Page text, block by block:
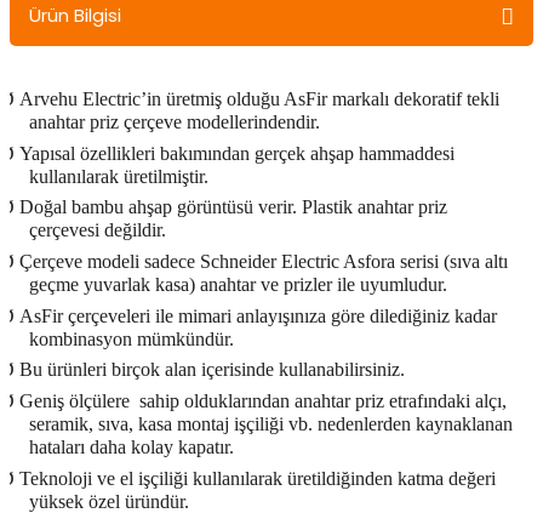
Ürün Bilgisi
Ø Arvehu Electric’in üretmiş olduğu AsFir markalı dekoratif tekli
anahtar priz çerçeve modellerindendir.
Ø Yapısal özellikleri bakımından gerçek ahşap hammaddesi
kullanılarak üretilmiştir.
Ø Doğal bambu ahşap görüntüsü verir. Plastik anahtar priz
çerçevesi değildir.
Ø Çerçeve modeli sadece Schneider Electric Asfora serisi (sıva altı
geçme yuvarlak kasa) anahtar ve prizler ile uyumludur.
Ø AsFir çerçeveleri ile mimari anlayışınıza göre dilediğiniz kadar
kombinasyon mümkündür.
Ø Bu ürünleri birçok alan içerisinde kullanabilirsiniz.
Ø Geniş ölçülere sahip olduklarından anahtar priz etrafındaki alçı,
seramik, sıva, kasa montaj işçiliği vb. nedenlerden kaynaklanan
hataları daha kolay kapatır.
Ø Teknoloji ve el işçiliği kullanılarak üretildiğinden katma değeri
yüksek özel üründür.